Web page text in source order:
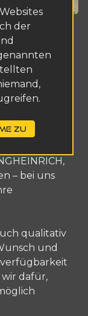
UND
an
– bei uns
qualitativ
und
dafür,
der
ZU